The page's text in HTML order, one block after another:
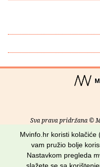
Sva prava pridržana ©
O nama• Pomoć•
Mvinfo.hr koristi kolačiće
vam pružio bolje
Nastavkom pregleda